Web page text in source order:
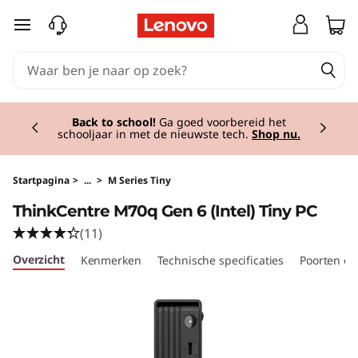
T
k
C
e
n
Ga naar de hoofdinhoud
Back to school! Ga goed voorbereid het
schooljaar in met de nieuwste tech. Shop nu.
Startpagina > ... > M Series Tiny
ThinkCentre M70q Gen 6 (Intel) Tiny PC
(11)
Overzicht Kenmerken Technische specificaties Poorten